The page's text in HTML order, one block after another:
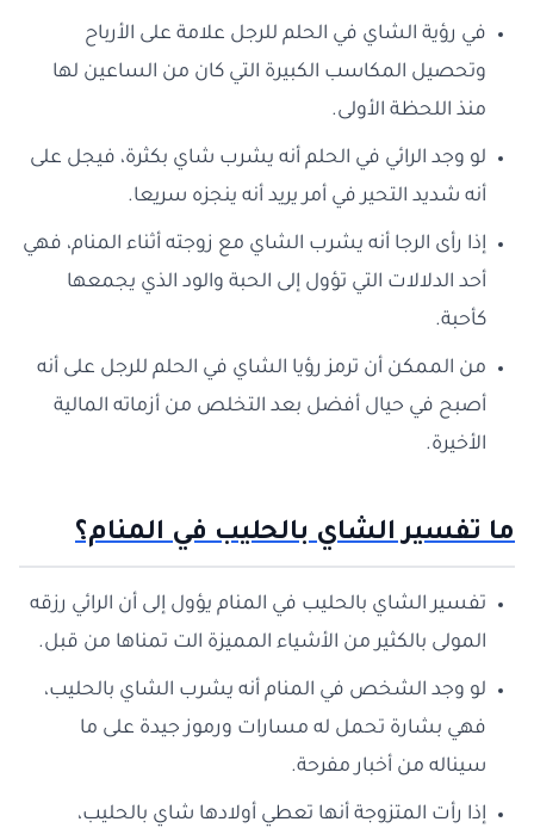
في رؤية الشاي في الحلم للرجل علامة على الأرباح
وتحصيل المكاسب الكبيرة التي كان من الساعين لها
منذ اللحظة الأولى.
لو وجد الرائي في الحلم أنه يشرب شاي بكثرة، فيجل على
أنه شديد التحير في أمر يريد أنه ينجزه سريعا.
إذا رأى الرجا أنه يشرب الشاي مع زوجته أثناء المنام، فهي
أحد الدلالات التي تؤول إلى الحبة والود الذي يجمعها
كأحبة.
من الممكن أن ترمز رؤيا الشاي في الحلم للرجل على أنه
أصبح في حيال أفضل بعد التخلص من أزماته المالية
الأخيرة.
ما تفسير الشاي بالحليب في المنام؟
تفسير الشاي بالحليب في المنام يؤول إلى أن الرائي رزقه
المولى بالكثير من الأشياء المميزة الت تمناها من قبل.
لو وجد الشخص في المنام أنه يشرب الشاي بالحليب،
فهي بشارة تحمل له مسارات ورموز جيدة على ما
سيناله من أخبار مفرحة.
إذا رأت المتزوجة أنها تعطي أولادها شاي بالحليب،